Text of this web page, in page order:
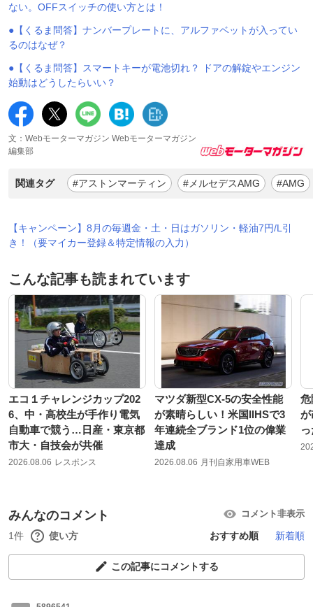
ない。OFFスイッチの使い方とは！
●【くるま問答】ナンバープレートに、アルファベットが入ってい
るのはなぜ？
●【くるま問答】スマートキーが電池切れ？ ドアの解錠やエンジン
始動はどうしたらいい？
文：Webモーターマガジン Webモーターマガジン
編集部
関連タグ #アストンマーティン #メルセデスAMG #AMG
【キャンペーン】8月の毎週金・土・日はガソリン・軽油7円/L引
き！（要マイカー登録＆特定情報の入力）
こんな記事も読まれています
エコ１チャレンジカップ202
6、中・高校生が手作り電気
自動車で競う…日産・東京都
市大・自技会が共催
2026.08.06 レスポンス
マツダ新型CX-5の安全性能
が素晴らしい！米国IIHSで3
年連続全ブランド1位の偉業
達成
2026.08.06 月刊自家用車WEB
危
が
みんなのコメント コメント非表示
1件 使い方 おすすめ順 新着順
この記事にコメントする